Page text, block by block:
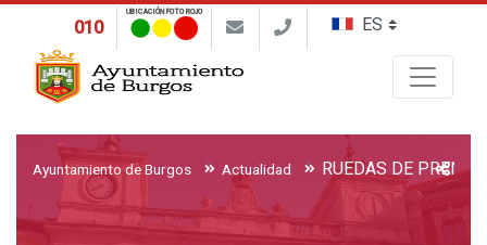
010
UBICACIÓN FOTO ROJO
Ayuntamiento de Burgos Actualidad